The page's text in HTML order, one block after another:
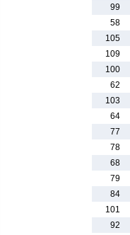
99
58
105
109
100
62
103
64
77
78
68
79
84
101
92